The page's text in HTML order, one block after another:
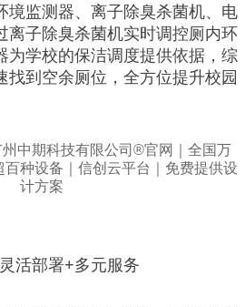
境监测器、离子除臭杀菌机、电
离子除臭杀菌机实时调控厕内环
为学校的保洁调度提供依据，综
找到空余厕位，全方位提升校园
活部署+多元服务